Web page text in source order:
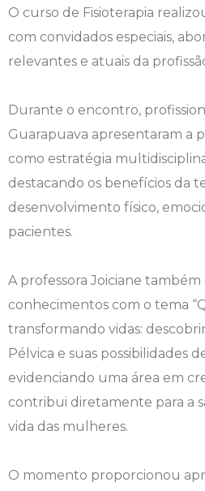
O curso de Fisioterapia
com convidados especiais,
relevantes e atuais da
Durante o encontro,
Guarapuava apresentaram a
como estratégia
destacando os benefícios da
desenvolvimento físico,
pacientes.
A professora Joiciane
conhecimentos com o tema
transformando vidas:
Pélvica e suas possibilidades
evidenciando uma área em
contribui diretamente para a
vida das mulheres.
O momento proporcionou
Publicações Institucionais
Direito
Enfermagem
Engenharia Civil
Engenharia de Software
Farmácia
Medicina
Medicina Veterinária
Calendário Acadêmico
Calendário de Provas
Central de Estágios - TCC
Ensalamento
Manual de Formatura
Minha Biblioteca
Núcleo de Apoio
Comissão de Ética no Uso de
Comitê de Ética em Pesquisa
Educação em Direitos
Editais
Intercampo
NAPP e NAPC
Portal do Egresso